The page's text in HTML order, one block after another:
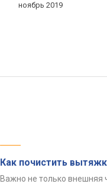
ноябрь 2019
Как почистить
Важно не только внешняя